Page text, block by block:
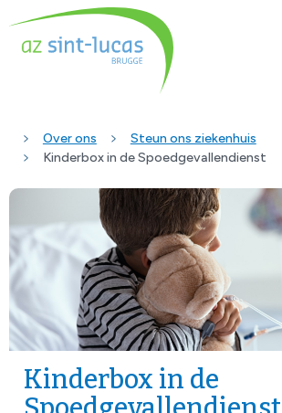
Over ons
Steun ons ziekenhuis
Kinderbox in de Spoedgevallendienst
Kinderbox in de